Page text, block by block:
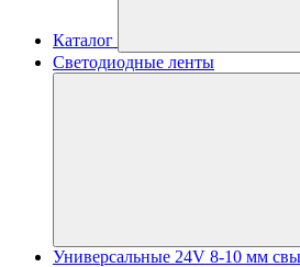
Каталог
Светодиодные ленты
Универсальные 24V 8-10 мм